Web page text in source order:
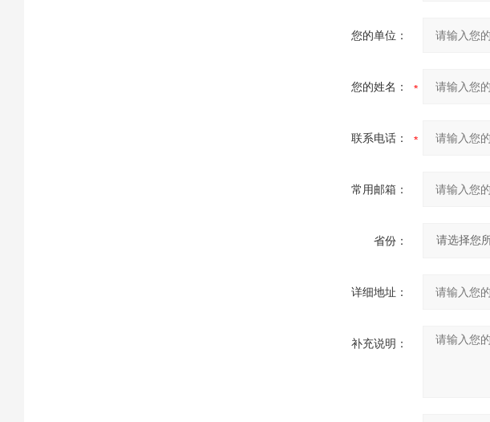
您的单位：
您的姓名：
联系电话：
常用邮箱：
省份：
详细地址：
补充说明：